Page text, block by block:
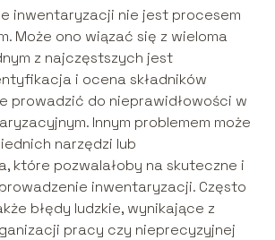
inwentaryzacji nie jest procesem
Może ono wiązać się z wieloma
z najczęstszych jest
i ocena składników
prowadzić do nieprawidłowości w
Innym problemem może
narzędzi lub
które pozwalałoby na skuteczne i
inwentaryzacji. Często
błędy ludzkie, wynikające z
pracy czy nieprecyzyjnej